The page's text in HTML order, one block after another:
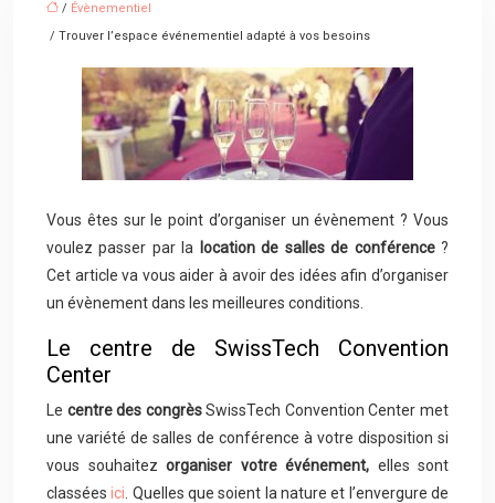
/ Évènementiel
/ Trouver l’espace événementiel adapté à vos besoins
Vous êtes sur le point d’organiser un évènement ? Vous
voulez passer par la
location de salles de conférence?
Cet article va vous aider à avoir des idées afin d’organiser
un évènement dans les meilleures conditions.
Le centre de SwissTech Convention
Center
Le centre des congrèsSwissTech Convention Center met
une variété de salles de conférence à votre disposition si
vous souhaitez organiser votre événement, elles sont
classéesici . Quelles que soient la nature et l’envergure de